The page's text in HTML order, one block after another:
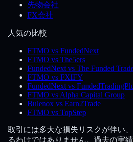
先物会社
FX会社
人気の比較
FTMO vs FundedNext
FTMO vs The5ers
FundedNext vs The Funded
FTMO vs FXIFY
FundedNext vs
FTMO vs Alpha Capital Group
Bulenox vs Earn2Trade
FTMO vs TopStep
取引には多大な損失リスクが伴い
るわけではありません。過去の実